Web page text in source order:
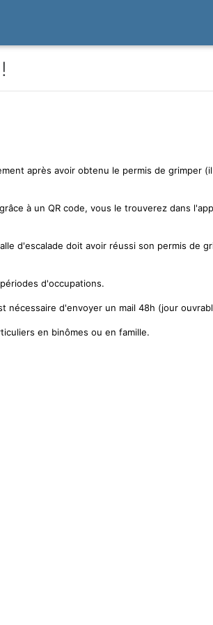
après avoir obtenu le permis de grimper
à un QR code, vous le trouverez dans
d'escalade doit avoir réussi son permis
d'occupations.
nécessaire d'envoyer un mail 48h (jour
en binômes ou en famille.